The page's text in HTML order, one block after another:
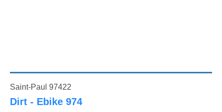
Saint-Paul 97422
Dirt - Ebike 974